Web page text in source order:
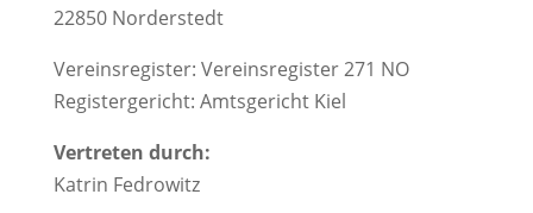
22850 Norderstedt
Vereinsregister: Vereinsregister 271 NO
Registergericht: Amtsgericht Kiel
Vertreten durch:
Katrin Fedrowitz